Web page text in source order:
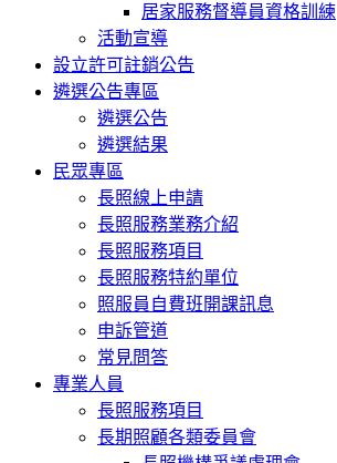
居家服務督導員資格訓練
活動宣導
設立許可註銷公告
遴選公告專區
遴選公告
遴選結果
民眾專區
長照線上申請
長照服務業務介紹
長照服務項目
長照服務特約單位
照服員自費班開課訊息
申訴管道
常見問答
專業人員
長照服務項目
長期照顧各類委員會